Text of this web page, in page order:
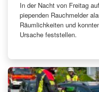
In der Nacht von Freitag
piependen Rauchmelder
Räumlichkeiten und
Ursache feststellen.